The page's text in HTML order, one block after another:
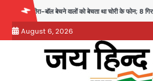
content
था चोरी के फोन; 8 गिरफ्तार, 98 मोबाइल और 450 पार्ट्स
August 6, 2026